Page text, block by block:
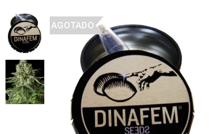
AGOTADO